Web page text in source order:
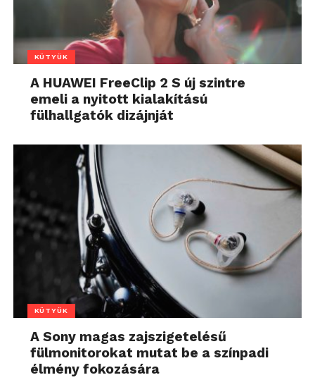
KÜTYÜK
A HUAWEI FreeClip 2 S új szintre
emeli a nyitott kialakítású
fülhallgatók dizájnját
KÜTYÜK
A Sony magas zajszigetelésű
fülmonitorokat mutat be a színpadi
élmény fokozására